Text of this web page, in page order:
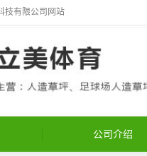
技有限公司 网站
公司介绍